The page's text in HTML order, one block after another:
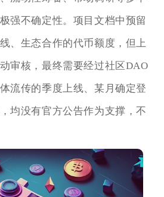
强不确定性。项目文档中预留
、生态合作的代币额度，但上
审核，最终需要经过社区DAO
流传的季度上线、某月确定登
均没有官方公告作为支撑，不